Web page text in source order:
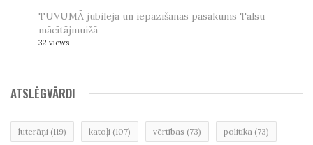
TUVUMĀ jubileja un iepazīšanās pasākums Talsu
mācītājmuižā
32 views
ATSLĒGVĀRDI
luterāņi (119) katoļi (107) vērtības (73) politika (73)